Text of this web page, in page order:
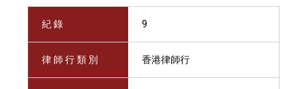
紀 錄 9
律 師 行 類 別 香港律師行